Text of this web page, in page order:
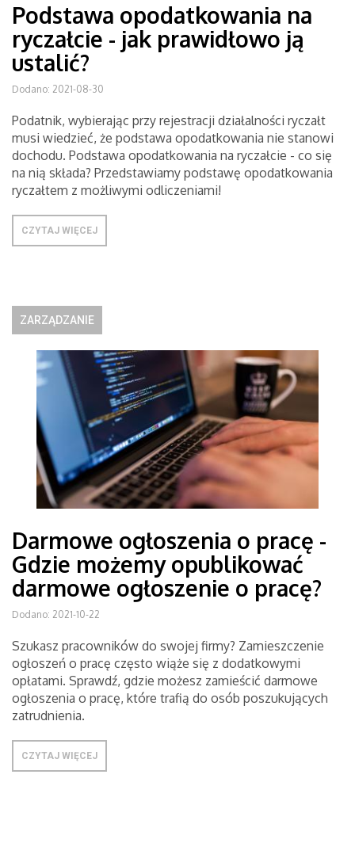
Podstawa opodatkowania na
ryczałcie - jak prawidłowo ją
ustalić?
Dodano: 2021-08-30
Podatnik, wybierając przy rejestracji działalności ryczałt
musi wiedzieć, że podstawa opodatkowania nie stanowi
dochodu. Podstawa opodatkowania na ryczałcie - co się
na nią składa? Przedstawiamy podstawę opodatkowania
ryczałtem z możliwymi odliczeniami!
CZYTAJ WIĘCEJ
ZARZĄDZANIE
Darmowe ogłoszenia o pracę -
Gdzie możemy opublikować
darmowe ogłoszenie o pracę?
Dodano: 2021-10-22
Szukasz pracowników do swojej firmy? Zamieszczenie
ogłoszeń o pracę często wiąże się z dodatkowymi
opłatami. Sprawdź, gdzie możesz zamieścić darmowe
ogłoszenia o pracę, które trafią do osób poszukujących
zatrudnienia.
CZYTAJ WIĘCEJ